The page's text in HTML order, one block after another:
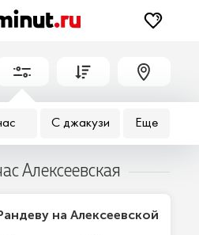
С джакузи Еще
Алексеевская
на Алексеевской